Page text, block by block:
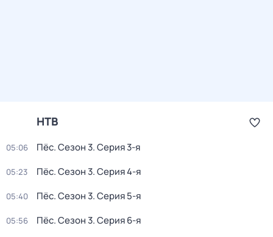
НТВ
05:06 Пёс. Сезон 3. Серия 3-я
05:23 Пёс. Сезон 3. Серия 4-я
05:40 Пёс. Сезон 3. Серия 5-я
05:56 Пёс. Сезон 3. Серия 6-я